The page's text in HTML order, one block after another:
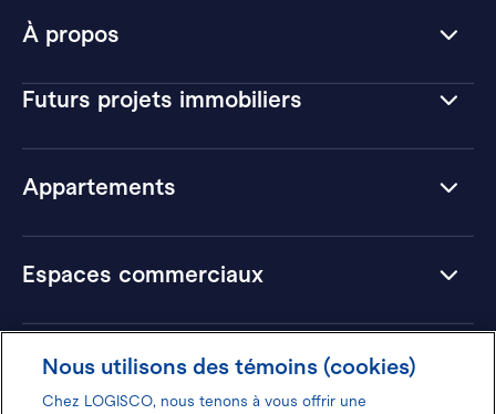
À propos
Futurs projets immobiliers
Appartements
Espaces commerciaux
Hôtels
Nous utilisons des témoins (cookies)
Chez LOGISCO, nous tenons à vous offrir une